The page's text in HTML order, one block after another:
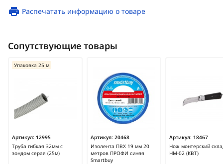
Распечатать информацию о товаре
Сопутствующие товары
Артикул: 12995
Труба гибкая 32мм с
зондом серая (25м)
Упаковка 25 м
Артикул: 20468
Изолента ПВХ 19 мм 20
метров ПРОФИ синяя
Smartbuy
Артикул: 18467
Нож монтерский
НМ-02 (КВТ)